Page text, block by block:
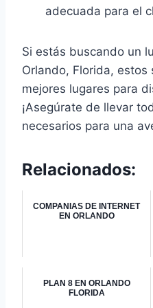
adecuada para el
Si estás buscando un
Orlando, Florida, estos
mejores lugares para
¡Asegúrate de llevar
necesarios para una
Relacionados:
COMPANIAS DE INTERNET
EN ORLANDO
PLAN 8 EN ORLANDO
FLORIDA